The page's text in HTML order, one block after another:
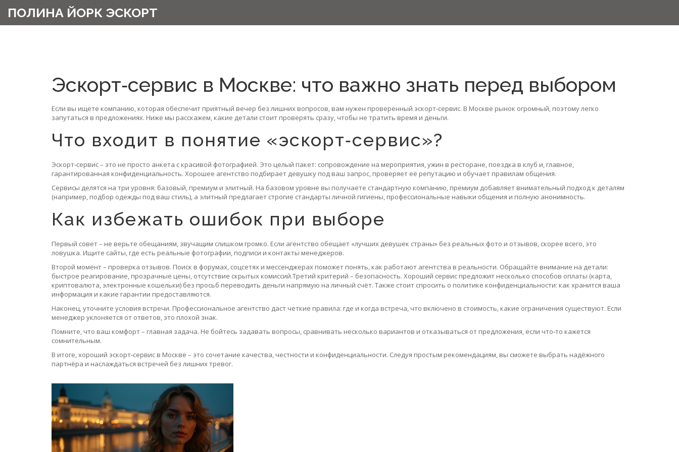
ПОЛИНА ЙОРК ЭСКОРТ
Эскорт‑сервис в Москве: что важно знать перед выбором
Если вы ищете компанию, которая обеспечит приятный вечер без лишних вопросов, вам нужен проверенный эскорт‑сервис. В Москве рынок огромный, поэтому легко
запутаться в предложениях. Ниже мы расскажем, какие детали стоит проверять сразу, чтобы не тратить время и деньги.
Что входит в понятие «эскорт‑сервис»?
Эскорт‑сервис – это не просто анкета с красивой фотографией. Это целый пакет: сопровождение на мероприятия, ужин в ресторане, поездка в клуб и, главное,
гарантированная конфиденциальность. Хорошее агентство подбирает девушку под ваш запрос, проверяет её репутацию и обучает правилам общения.
Сервисы делятся на три уровня: базовый, премиум и элитный. На базовом уровне вы получаете стандартную компанию, премиум добавляет внимательный подход к деталям
(например, подбор одежды под ваш стиль), а элитный предлагает строгие стандарты личной гигиены, профессиональные навыки общения и полную анонимность.
Как избежать ошибок при выборе
Первый совет – не верьте обещаниям, звучащим слишком громко. Если агентство обещает «лучших девушек страны» без реальных фото и отзывов, скорее всего, это
ловушка. Ищите сайты, где есть реальные фотографии, подписи и контакты менеджеров.
Второй момент – проверка отзывов. Поиск в форумах, соцсетях и мессенджерах поможет понять, как работают агентства в реальности. Обращайте внимание на детали:
быстрое реагирование, прозрачные цены, отсутствие скрытых комиссий.Третий критерий – безопасность. Хороший сервис предложит несколько способов оплаты (карта,
криптовалюта, электронные кошельки) без просьб переводить деньги напрямую на личный счёт. Также стоит спросить о политике конфиденциальности: как хранится ваша
информация и какие гарантии предоставляются.
Наконец, уточните условия встречи. Профессиональное агентство даст четкие правила: где и когда встреча, что включено в стоимость, какие ограничения существуют. Если
менеджер уклоняется от ответов, это плохой знак.
Помните, что ваш комфорт – главная задача. Не бойтесь задавать вопросы, сравнивать несколько вариантов и отказываться от предложения, если что‑то кажется
сомнительным.
В итоге, хороший эскорт‑сервис в Москве – это сочетание качества, честности и конфиденциальности. Следуя простым рекомендациям, вы сможете выбрать надёжного
партнёра и наслаждаться встречей без лишних тревог.